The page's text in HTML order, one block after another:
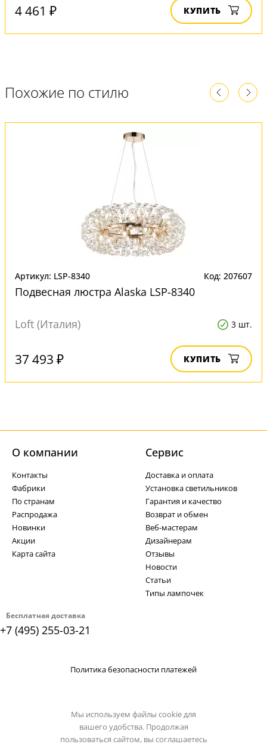
4 461 ₽ КУПИТЬ
Похожие по стилю
Артикул: LSP-8340 Код: 207607
Подвесная люстра Alaska LSP-8340
Loft (Италия) 3 шт.
37 493 ₽ КУПИТЬ
Бесплатная доставка
+7 (495) 255-03-21
О компании
Контакты
Фабрики
По странам
Распродажа
Новинки
Акции
Карта сайта
Cервис
Доставка и оплата
Установка светильников
Гарантия и качество
Возврат и обмен
Веб-мастерам
Дизайнерам
Отзывы
Новости
Статьи
Типы лампочек
Политика безопасности платежей
Мы используем файлы cookie для
вашего удобства. Продолжая
пользоваться сайтом, вы соглашаетесь